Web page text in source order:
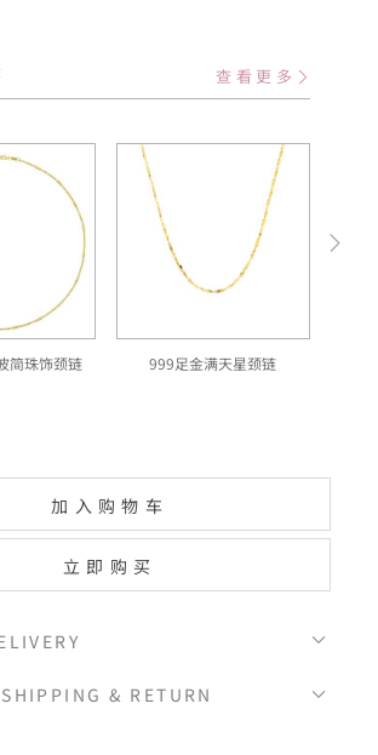
查看更多
简珠饰颈链 999足金满天星颈链
加入购物车
立即购买
& RETURN